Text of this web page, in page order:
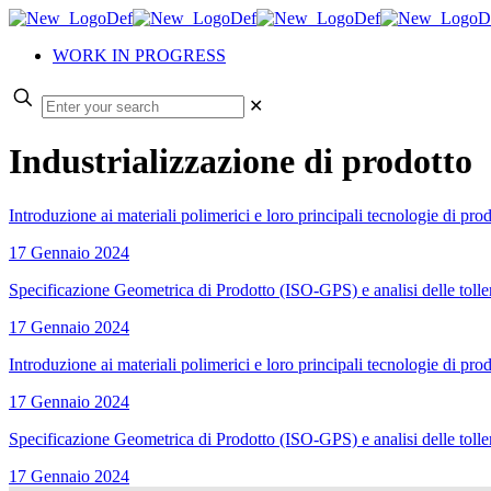
WORK IN PROGRESS
✕
Industrializzazione di prodotto
Introduzione ai materiali polimerici e loro principali tecnologie di
17 Gennaio 2024
Specificazione Geometrica di Prodotto (ISO-GPS) e analisi delle
17 Gennaio 2024
Introduzione ai materiali polimerici e loro principali tecnologie di
17 Gennaio 2024
Specificazione Geometrica di Prodotto (ISO-GPS) e analisi delle
17 Gennaio 2024